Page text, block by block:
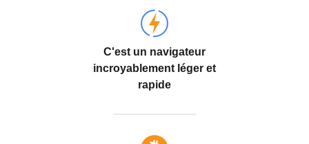
C'est un navigateur
incroyablement léger et
rapide